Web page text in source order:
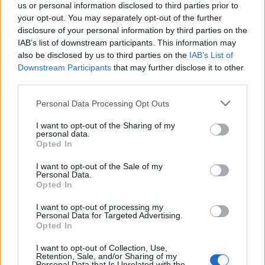
us or personal information disclosed to third parties prior to
your opt-out. You may separately opt-out of the further
disclosure of your personal information by third parties on the
IAB’s list of downstream participants. This information may
also be disclosed by us to third parties on the IAB’s List of
Downstream Participants that may further disclose it to other
Personal Data Processing Opt Outs
I want to opt-out of the Sharing of my
personal data.
Opted In
I want to opt-out of the Sale of my
Personal Data.
Opted In
I want to opt-out of processing my
Personal Data for Targeted Advertising.
Opted In
I want to opt-out of Collection, Use,
Retention, Sale, and/or Sharing of my
επιφυλακή
Του Roman Ziruk, Senior Market Analyst της εταιρείας διεθνών
πληρωμών Ebury
NEWSROOM/21 Ιουλ 2026
MARKETS
Ebury: Οι αγορές αδιαφορούν για την
κλιμάκωση στα στενά του Ορμούζ